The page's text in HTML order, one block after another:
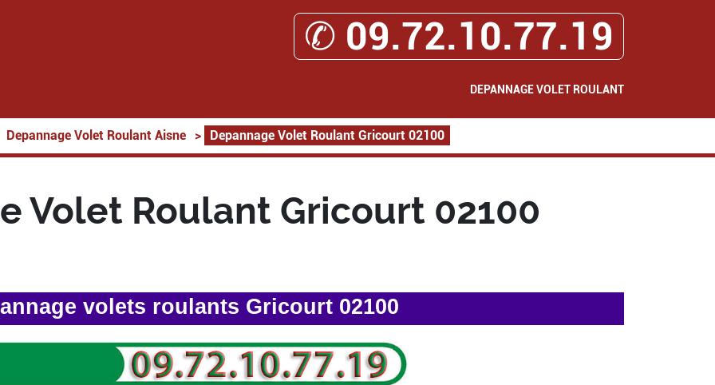
✆ 09.72.10.77.19
DEPANNAGE VOLET ROULANT
Depannage Volet Roulant Aisne > Depannage Volet Roulant Gricourt 02100
Volet Roulant Gricourt 02100
volets roulants Gricourt 02100